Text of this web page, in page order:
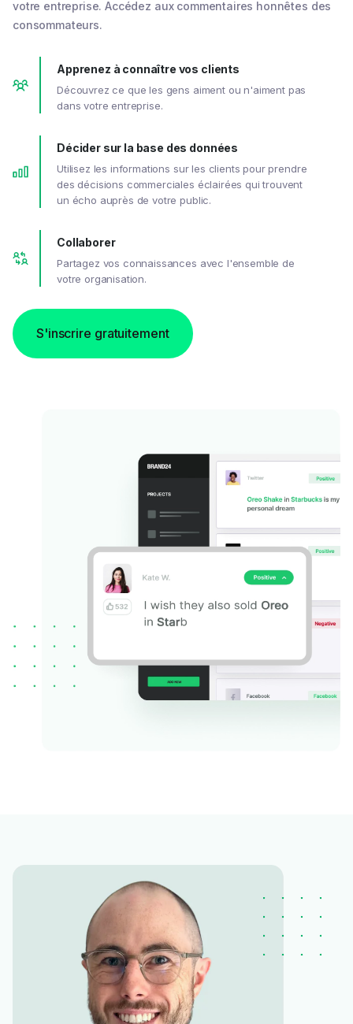
votre entreprise. Accédez aux commentaires honnêtes des
consommateurs.
Apprenez à connaître vos clients
Découvrez ce que les gens aiment ou n'aiment pas
dans votre entreprise.
Décider sur la base des données
Utilisez les informations sur les clients pour prendre
des décisions commerciales éclairées qui trouvent
un écho auprès de votre public.
Collaborer
Partagez vos connaissances avec l'ensemble de
votre organisation.
S'inscrire gratuitement